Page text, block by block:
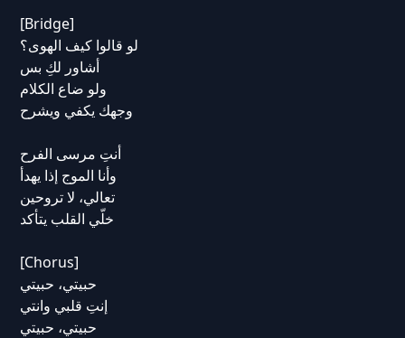
[Bridge]
لو قالوا كيف الهوى؟
أشاور لكِ بس
ولو ضاع الكلام
وجهك يكفي ويشرح
أنتِ مرسى الفرح
وأنا الموج إذا يهدأ
تعالي، لا تروحين
خلّي القلب يتأكد
[Chorus]
حبيتي، حبيتي
إنتِ قلبي وانتي
حبيتي، حبيتي